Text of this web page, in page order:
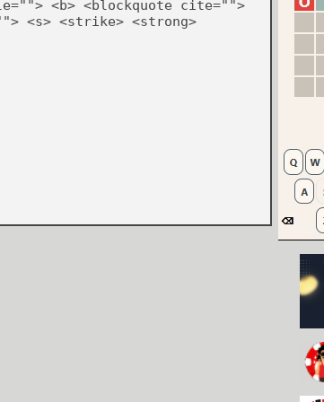
<b> <blockquote cite="">
<s> <strike> <strong>